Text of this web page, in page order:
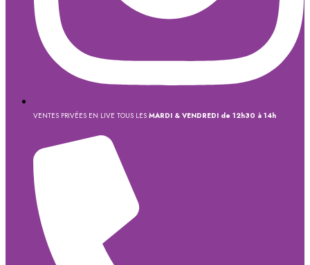
VENTES PRIVÉES EN LIVE TOUS LES MARDI & VENDREDI de 12h30 à 14h